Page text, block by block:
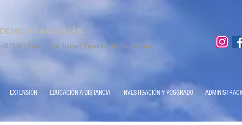
SAN JULIÁN
| Puerto San Julián | Provincia de Santa Cruz
EXTENSIÓN EDUCACIÓN A DISTANCIA INVESTIGACIÓN Y POSGRADO